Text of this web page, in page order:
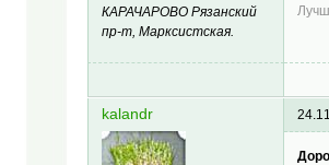
КАРАЧАРОВО Рязанский
пр-т, Марксистская.
kalandr